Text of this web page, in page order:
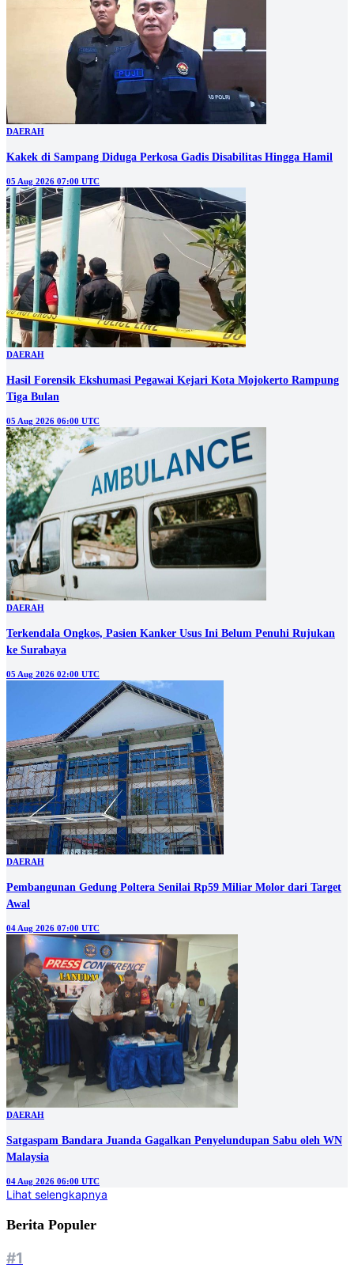
DAERAH
Kakek di Sampang Diduga Perkosa Gadis Disabilitas Hingga Hamil
05 Aug 2026 07:00 UTC
DAERAH
Hasil Forensik Ekshumasi Pegawai Kejari Kota Mojokerto Rampung
Tiga Bulan
05 Aug 2026 06:00 UTC
DAERAH
Terkendala Ongkos, Pasien Kanker Usus Ini Belum Penuhi Rujukan
ke Surabaya
05 Aug 2026 02:00 UTC
DAERAH
Pembangunan Gedung Poltera Senilai Rp59 Miliar Molor dari Target
Awal
04 Aug 2026 07:00 UTC
DAERAH
Satgaspam Bandara Juanda Gagalkan Penyelundupan Sabu oleh WN
Malaysia
04 Aug 2026 06:00 UTC
Lihat selengkapnya
Berita Populer
#1